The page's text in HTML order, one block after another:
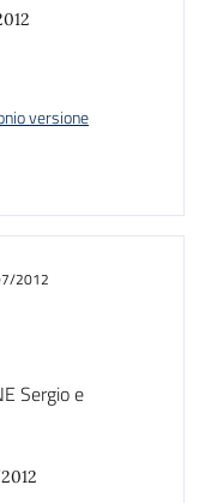
2012
Sergio e
versione